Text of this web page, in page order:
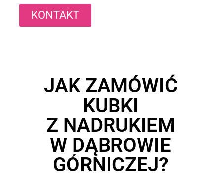
KONTAKT
JAK ZAMÓWIĆ
KUBKI
Z NADRUKIEM
W DĄBROWIE
GÓRNICZEJ?